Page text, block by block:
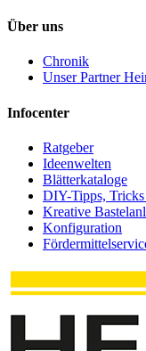
Über uns
Chronik
Unser Partner
Infocenter
Ratgeber
Ideenwelten
Blätterkataloge
DIY-Tipps, Tricks
Kreative
Konfiguration